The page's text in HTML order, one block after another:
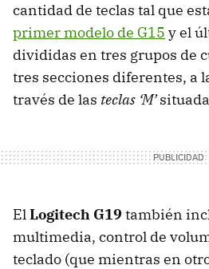
cantidad de teclas tal que
primer modelo de G15 y el
divididas en tres grupos de
tres secciones diferentes, a
través de las teclas ‘M’
ElLogitech G19 también
multimedia, control de
teclado (que mientras en